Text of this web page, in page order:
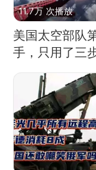
11.7万 次播放
美国太空部队
手，只用了三